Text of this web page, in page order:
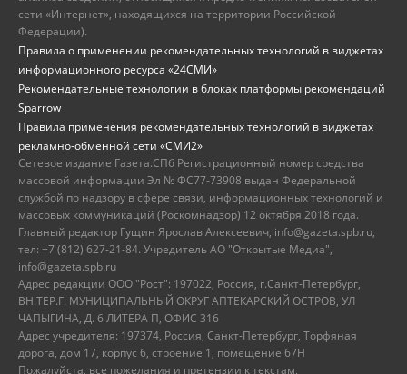
сети «Интернет», находящихся на территории Российской
Федерации).
Правила о применении рекомендательных технологий в виджетах
информационного ресурса «24СМИ»
Рекомендательные технологии в блоках платформы рекомендаций
Sparrow
Правила применения рекомендательных технологий в виджетах
рекламно-обменной сети «СМИ2»
Сетевое издание Газета.СПб Регистрационный номер средства
массовой информации Эл № ФС77-73908 выдан Федеральной
службой по надзору в сфере связи, информационных технологий и
массовых коммуникаций (Роскомнадзор) 12 октября 2018 года.
Главный редактор Гущин Ярослав Алексеевич, info@gazeta.spb.ru,
тел: +7 (812) 627-21-84. Учредитель АО "Открытые Медиа",
info@gazeta.spb.ru
Адрес редакции ООО "Рост": 197022, Россия, г.Санкт-Петербург,
ВН.ТЕР.Г. МУНИЦИПАЛЬНЫЙ ОКРУГ АПТЕКАРСКИЙ ОСТРОВ, УЛ
ЧАПЫГИНА, Д. 6 ЛИТЕРА П, ОФИС 316
Адрес учредителя: 197374, Россия, Санкт-Петербург, Торфяная
дорога, дом 17, корпус 6, строение 1, помещение 67Н
Пожалуйста, все пожелания и претензии к текстам,